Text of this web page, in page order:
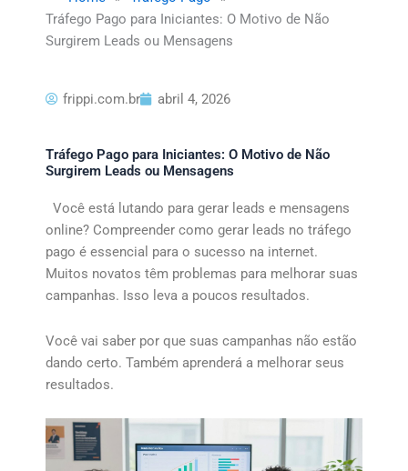
Tráfego Pago para Iniciantes: O Motivo de Não
Surgirem Leads ou Mensagens
frippi.com.br abril 4, 2026
Tráfego Pago para Iniciantes: O Motivo de Não
Surgirem Leads ou Mensagens
Você está lutando para gerar leads e mensagens
online? Compreender como gerar leads no tráfego
pago é essencial para o sucesso na internet.
Muitos novatos têm problemas para melhorar suas
campanhas. Isso leva a poucos resultados.
Você vai saber por que suas campanhas não estão
dando certo. Também aprenderá a melhorar seus
resultados.